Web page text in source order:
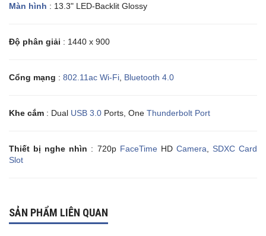
Màn hình : 13.3" LED-Backlit Glossy
Độ phân giải : 1440 x 900
Cổng mạng : 802.11ac Wi-Fi Bluetooth 4.0
Khe cắm : Dual USB 3.0 Ports, One Thunderbolt Port
Thiết bị nghe nhìn : 720p FaceTimeHD Camera
SDXC Card
Slot
SẢN PHẨM LIÊN QUAN